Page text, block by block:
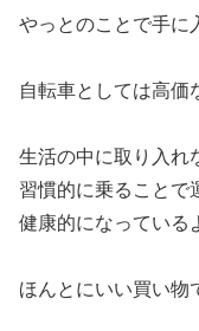
やっとのことで手に
自転車としては高価
生活の中に取り入れ
習慣的に乗ることで
健康的になっている
ほんとにいい買い物